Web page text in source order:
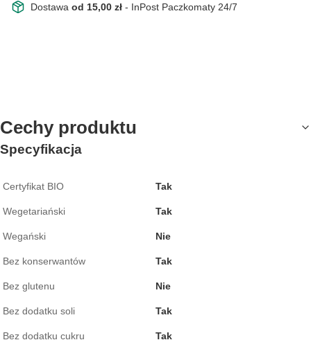
Dostawa od 15,00 zł - InPost Paczkomaty 24/7
Cechy produktu
Specyfikacja
Certyfikat BIO Tak
Wegetariański Tak
Wegański Nie
Bez konserwantów Tak
Bez glutenu Nie
Bez dodatku soli Tak
Bez dodatku cukru Tak